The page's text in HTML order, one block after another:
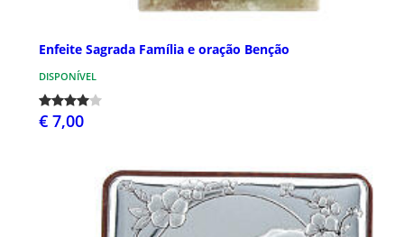
Enfeite Sagrada Família e oração Benção
DISPONÍVEL
€ 7,00